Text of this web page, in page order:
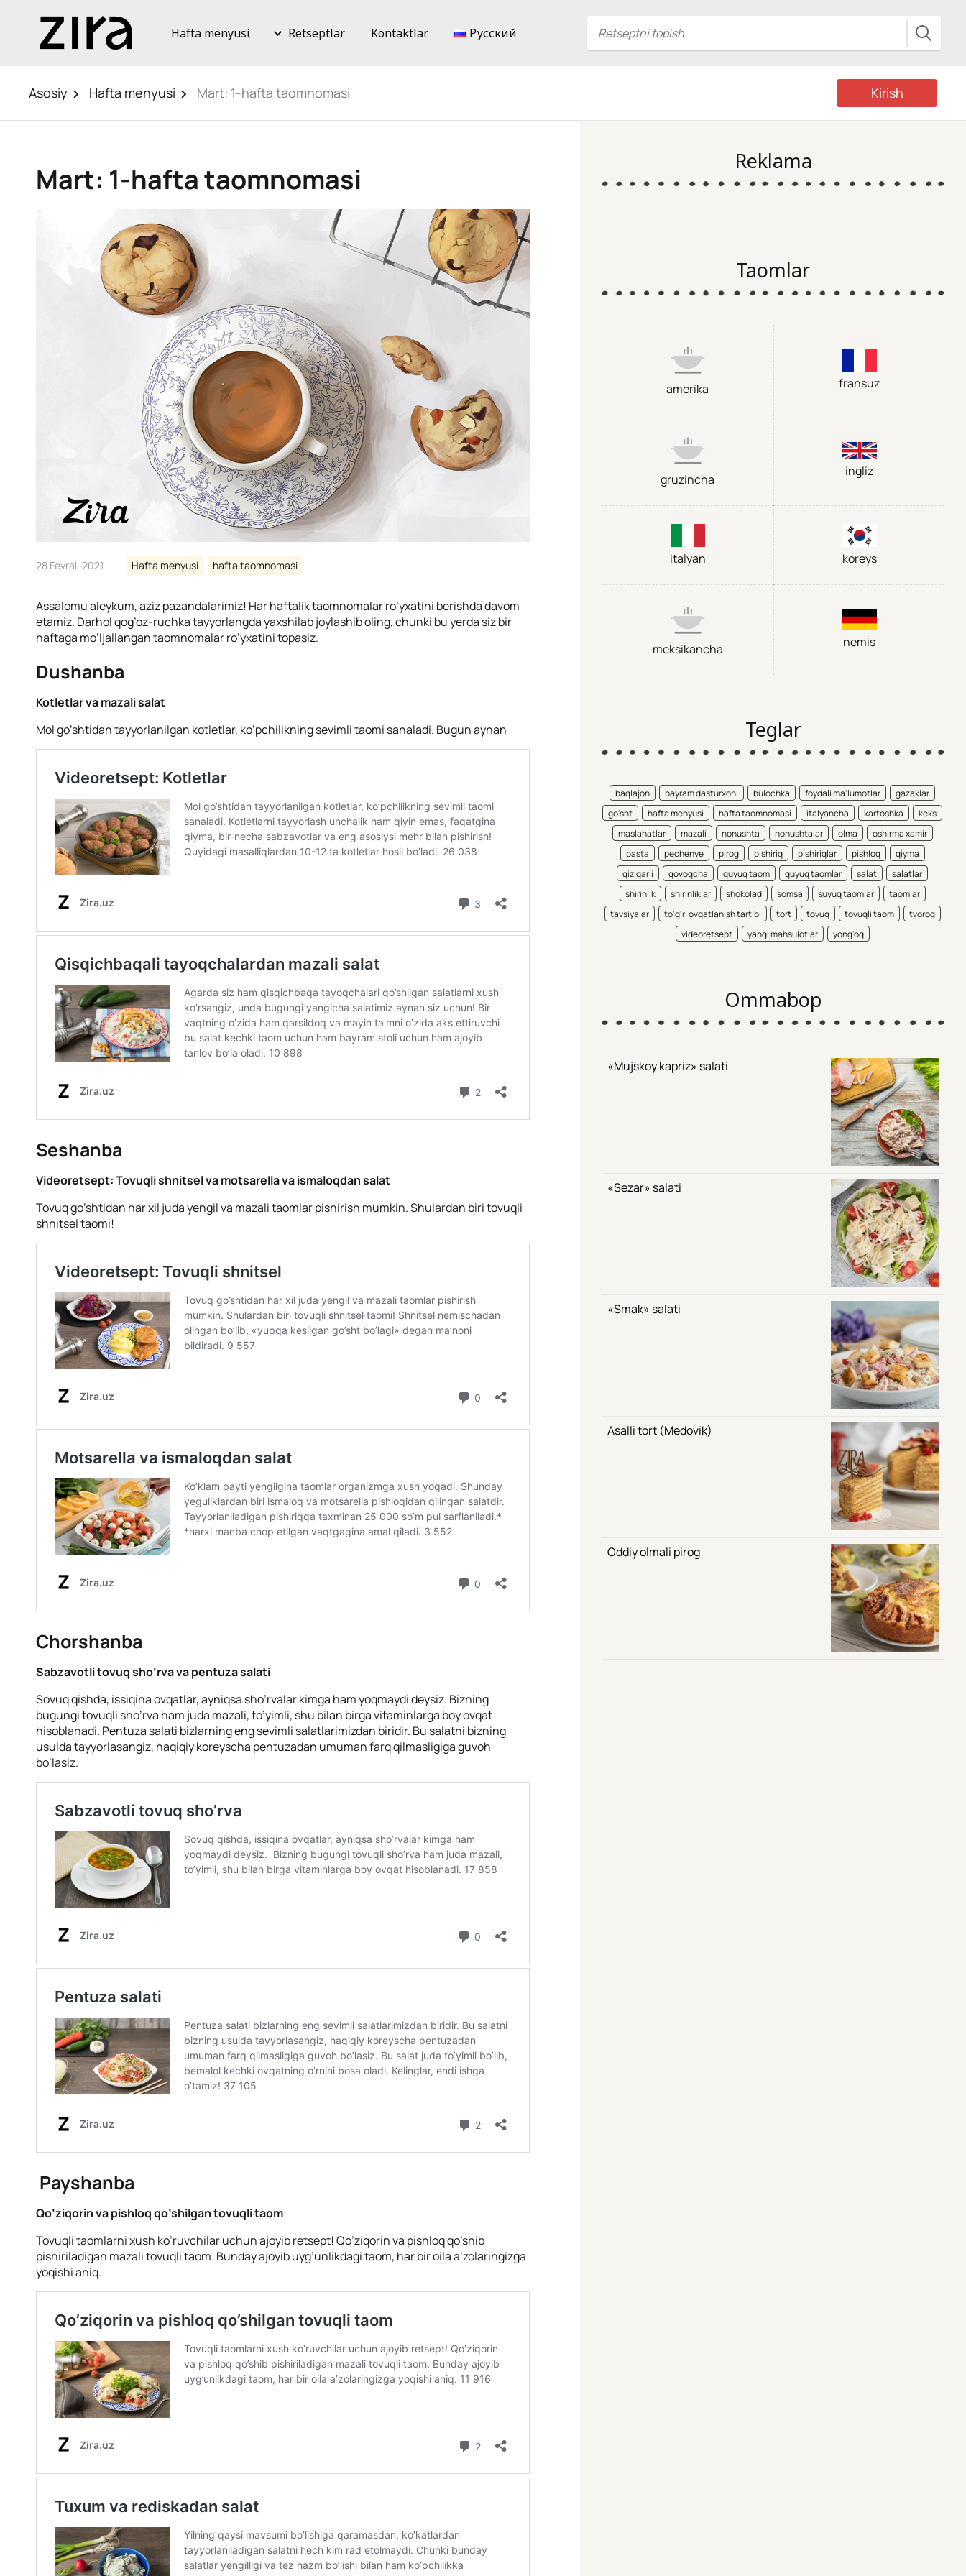
Hafta menyusi Retseptlar Kontaktlar Русский
Asosiy Hafta menyusi Mart: 1-hafta taomnomasi Kirish
Mart: 1-hafta taomnomasi
28 Fevral, 2021 Hafta menyusi hafta taomnomasi
Assalomu aleykum, aziz pazandalarimiz! Har haftalik taomnomalar ro’yxatini berishda davom
etamiz. Darhol qog’oz-ruchka tayyorlangda yaxshilab joylashib oling, chunki bu yerda siz bir
haftaga mo’ljallangan taomnomalar ro’yxatini topasiz.
Dushanba
Kotletlar va mazali salat
Mol go’shtidan tayyorlanilgan kotletlar, ko’pchilikning sevimli taomi sanaladi. Bugun aynan
Seshanba
Videoretsept: Tovuqli shnitsel va motsarella va ismaloqdan salat
Tovuq go’shtidan har xil juda yengil va mazali taomlar pishirish mumkin. Shulardan biri tovuqli
shnitsel taomi!
Chorshanba
Sabzavotli tovuq sho’rva va pentuza salati
Sovuq qishda, issiqina ovqatlar, ayniqsa sho’rvalar kimga ham yoqmaydi deysiz. Bizning
bugungi tovuqli sho’rva ham juda mazali, to’yimli, shu bilan birga vitaminlarga boy ovqat
hisoblanadi. Pentuza salati bizlarning eng sevimli salatlarimizdan biridir. Bu salatni bizning
usulda tayyorlasangiz, haqiqiy koreyscha pentuzadan umuman farq qilmasligiga guvoh
bo’lasiz.
Payshanba
Qo’ziqorin va pishloq qo’shilgan tovuqli taom
Tovuqli taomlarni xush ko’ruvchilar uchun ajoyib retsept! Qo’ziqorin va pishloq qo’shib
pishiriladigan mazali tovuqli taom. Bunday ajoyib uyg’unlikdagi taom, har bir oila a’zolaringizga
yoqishi aniq.
Reklama
Taomlar
amerika fransuz
gruzincha
ingliz
italyan koreys
meksikancha nemis
Teglar
baqlajon bayram dasturxoni bulochka foydali ma'lumotlar
gazaklar
go'sht
hafta menyusi hafta taomnomasi italyancha kartoshka
keks
maslahatlar
mazali nonushta nonushtalar olma
oshirma xamir
pasta
pechenye pirog pishiriq pishiriqlar pishloq
qiyma
qiziqarli
qovoqcha quyuq taom quyuq taomlar salat
salatlar
shirinlik
shirinliklar shokolad somsa suyuq taomlar
taomlar
tavsiyalar
to'g'ri ovqatlanish tartibi tort tovuq tovuqli taom
tvorog
videoretsept
yangi mahsulotlar yong'oq
Ommabop
«Mujskoy kapriz» salati
«Sezar» salati
«Smak» salati
Asalli tort (Medovik)
Oddiy olmali pirog